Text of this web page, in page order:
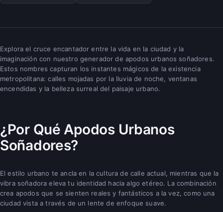
Explora el cruce encantador entre la vida en la ciudad y la
imaginación con nuestro generador de apodos urbanos soñadores.
Estos nombres capturan los instantes mágicos de la existencia
metropolitana: calles mojadas por la lluvia de noche, ventanas
encendidas y la belleza surreal del paisaje urbano.
¿Por Qué Apodos Urbanos
Soñadores?
El estilo urbano te ancla en la cultura de calle actual, mientras que la
vibra soñadora eleva tu identidad hacia algo etéreo. La combinación
crea apodos que se sienten reales y fantásticos a la vez, como una
ciudad vista a través de un lente de enfoque suave.